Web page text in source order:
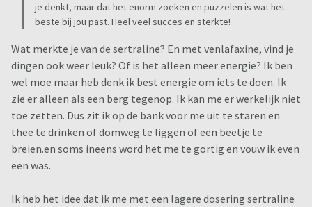
je denkt, maar dat het enorm zoeken en puzzelen is wat het
beste bij jou past. Heel veel succes en sterkte!
Wat merkte je van de sertraline? En met venlafaxine, vind je
dingen ook weer leuk? Of is het alleen meer energie? Ik ben
wel moe maar heb denk ik best energie om iets te doen. Ik
zie er alleen als een berg tegenop. Ik kan me er werkelijk niet
toe zetten. Dus zit ik op de bank voor me uit te staren en
thee te drinken of domweg te liggen of een beetje te
breien.en soms ineens word het me te gortig en vouw ik even
een was.
Ik heb het idee dat ik me met een lagere dosering sertraline